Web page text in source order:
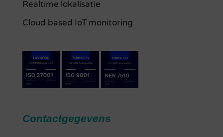
Realtime lokalisatie
Cloud based IoT monitoring
Contactgegevens